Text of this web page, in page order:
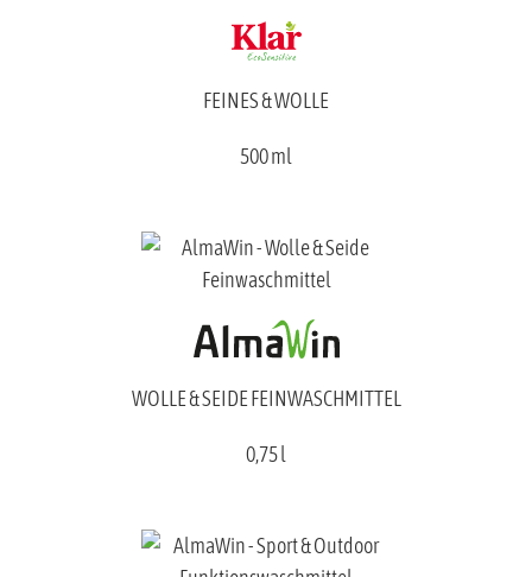
FEINES & WOLLE
500 ml
WOLLE & SEIDE FEINWASCHMITTEL
0,75 l